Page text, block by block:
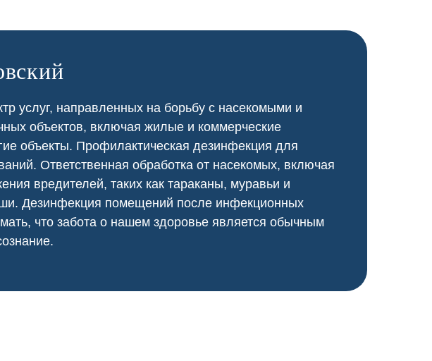
услуг, направленных на борьбу с насекомыми и
объектов, включая жилые и коммерческие
объекты. Профилактическая дезинфекция для
Ответственная обработка от насекомых, включая
вредителей, таких как тараканы, муравьи и
Дезинфекция помещений после инфекционных
что забота о нашем здоровье является обычным